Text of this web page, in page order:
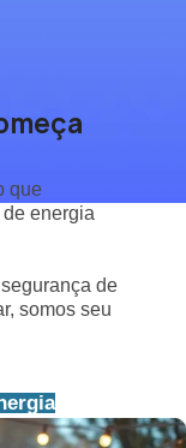
que
energia
de
somos seu